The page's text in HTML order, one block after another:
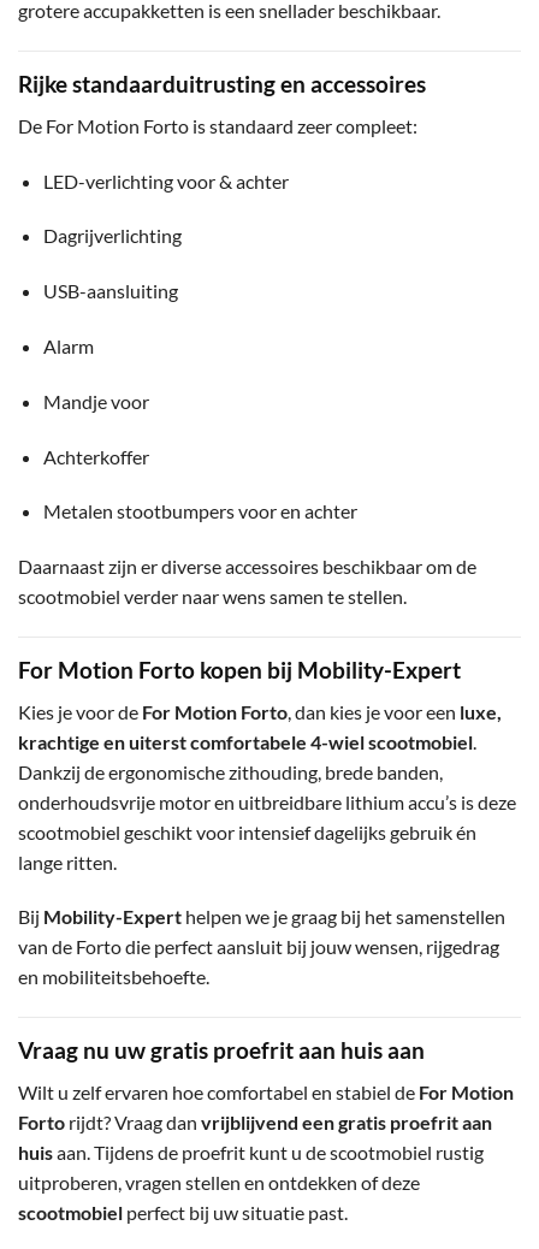
grotere accupakketten is een snellader beschikbaar.
Rijke standaarduitrusting en accessoires
De For Motion Forto is standaard zeer compleet:
LED-verlichting voor & achter
Dagrijverlichting
USB-aansluiting
Alarm
Mandje voor
Achterkoffer
Metalen stootbumpers voor en achter
Daarnaast zijn er diverse accessoires beschikbaar om de
scootmobiel verder naar wens samen te stellen.
For Motion Forto kopen bij Mobility-Expert
Kies je voor de For Motion Forto , dan kies je voor een luxe,
krachtige en uiterst comfortabele 4-wiel scootmobiel
Dankzij de ergonomische zithouding, brede banden,
onderhoudsvrije motor en uitbreidbare lithium accu’s is deze
scootmobiel geschikt voor intensief dagelijks gebruik én
lange ritten.
Bij Mobility-Expert helpen we je graag bij het samenstellen
van de Forto die perfect aansluit bij jouw wensen, rijgedrag
en mobiliteitsbehoefte.
Vraag nu uw gratis proefrit aan huis aan
Wilt u zelf ervaren hoe comfortabel en stabiel de For Motion
Forto rijdt? Vraag dan vrijblijvend een gratis proefrit aan
huisaan. Tijdens de proefrit kunt u de scootmobiel rustig
uitproberen, vragen stellen en ontdekken of deze
scootmobiel perfect bij uw situatie past.